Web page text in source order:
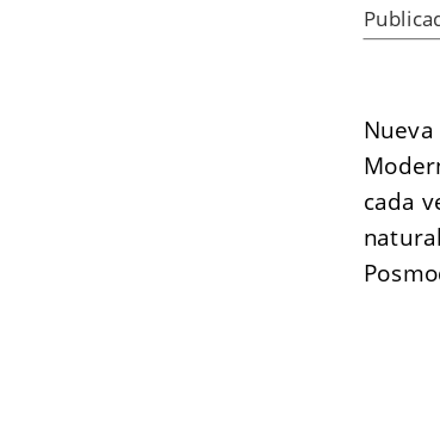
cada